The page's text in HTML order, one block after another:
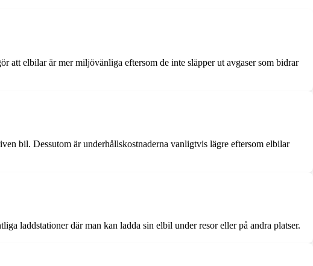
att elbilar är mer miljövänliga eftersom de inte släpper ut avgaser som bidrar
bil. Dessutom är underhållskostnaderna vanligtvis lägre eftersom elbilar
laddstationer där man kan ladda sin elbil under resor eller på andra platser.